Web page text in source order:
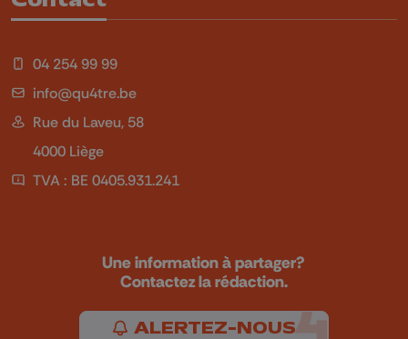
04 254 99 99
info@qu4tre.be
Rue du Laveu, 58
4000 Liège
TVA : BE 0405.931.241
Une information à partager?
Contactez la rédaction.
ALERTEZ-NOUS